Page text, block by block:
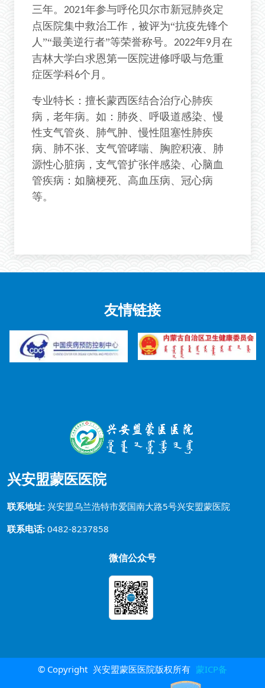
三年。 2021年参与呼伦贝尔市新冠肺炎定
点医院集中救治工作，被评为“抗疫先锋个
人”“最美逆行者”等荣誉称号。 2022年9 月在
吉林大学白求恩第一医院进修呼吸与危重
症医学科6个月。
专业特长：擅长蒙西医结合治疗心肺疾
病，老年病。如：肺炎、呼吸道感染、慢
性支气管炎、肺气肿、慢性阻塞性肺疾
病、肺不张、支气管哮喘、胸腔积液、肺
源性心脏病，支气管扩张伴感染、心脑血
管疾病：如脑梗死、高血压病、冠心病
等。
友情链接
兴安盟蒙医医院
联系地址: 兴安盟乌兰浩特市爱国南大路5号兴安盟蒙医院
联系电话: 0482-8237858
微信公众号
© Copyright 兴安盟蒙医医院版权所有 蒙ICP备